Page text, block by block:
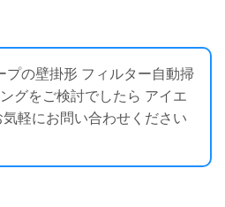
プの壁掛形 フィルター自動掃
グをご検討でしたら アイエ
軽にお問い合わせください